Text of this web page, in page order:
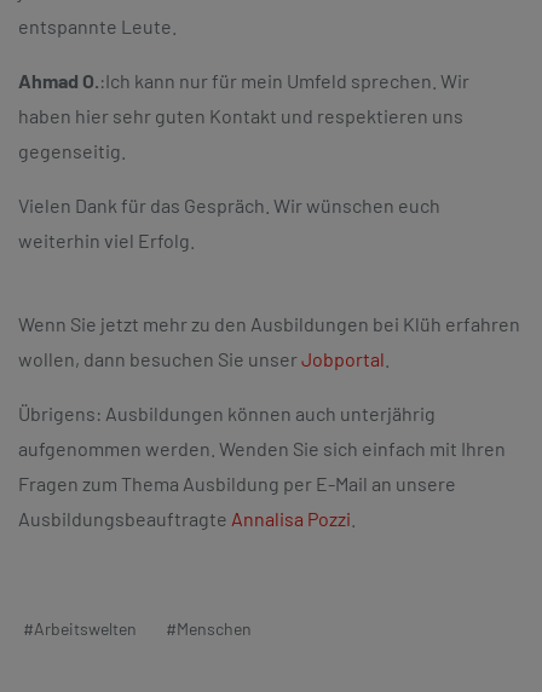
entspannte Leute.
Ahmad O.:Ich kann nur für mein Umfeld sprechen. Wir
haben hier sehr guten Kontakt und respektieren uns
gegenseitig.
Vielen Dank für das Gespräch. Wir wünschen euch
weiterhin viel Erfolg.
Wenn Sie jetzt mehr zu den Ausbildungen bei Klüh erfahren
wollen, dann besuchen Sie unserJobportal
Übrigens: Ausbildungen können auch unterjährig
aufgenommen werden. Wenden Sie sich einfach mit Ihren
Fragen zum Thema Ausbildung per E-Mail an unsere
Ausbildungsbeauftragte Annalisa Pozzi
#Arbeitswelten #Menschen